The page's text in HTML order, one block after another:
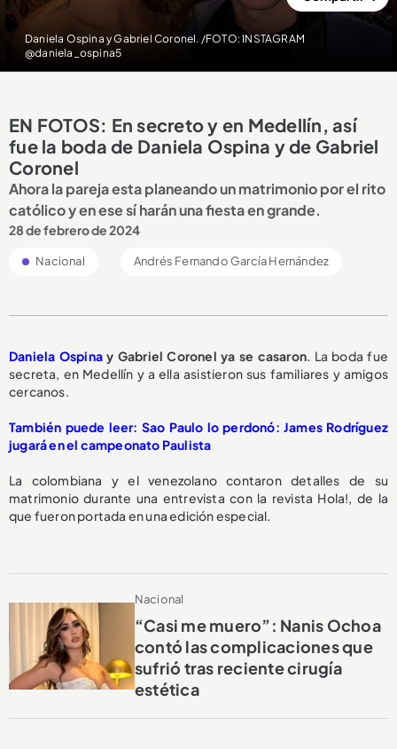
Daniela Ospina y Gabriel Coronel. /FOTO: INSTAGRAM
@daniela_ospina5
EN FOTOS: En secreto y en Medellín, así
fue la boda de Daniela Ospina y de Gabriel
Coronel
Ahora la pareja esta planeando un matrimonio por el rito
católico y en ese sí harán una fiesta en grande.
28 de febrero de 2024
Nacional Andrés Fernando García Hernández
Daniela Ospinay Gabriel Coronel ya se casaron. La boda fue
secreta, en Medellín y a ella asistieron sus familiares y amigos
cercanos.
También puede leer: Sao Paulo lo perdonó: James Rodríguez
jugará en el campeonato Paulista
La colombiana y el venezolano contaron detalles de su
matrimonio durante una entrevista con la revista Hola!, de la
que fueron portada en una edición especial.
Nacional
“Casi me muero”: Nanis Ochoa
contó las complicaciones que
sufrió tras reciente cirugía
estética